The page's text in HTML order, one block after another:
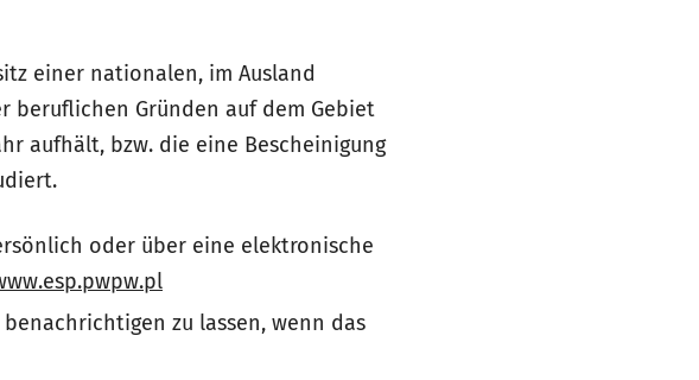
einer nationalen, im Ausland
beruflichen Gründen auf dem Gebiet
aufhält, bzw. die eine Bescheinigung
oder über eine elektronische
zu lassen, wenn das